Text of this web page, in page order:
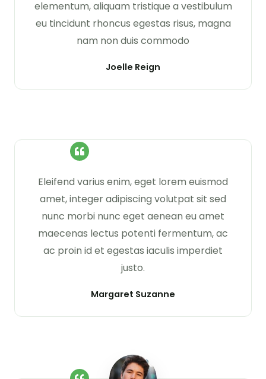
elementum, aliquam tristique a vestibulum
eu tincidunt rhoncus egestas risus, magna
nam non duis commodo
Joelle Reign
Eleifend varius enim, eget lorem euismod
amet, integer adipiscing volutpat sit sed
nunc morbi nunc eget aenean eu amet
maecenas lectus potenti fermentum, ac
ac proin id et egestas iaculis imperdiet
justo.
Margaret Suzanne